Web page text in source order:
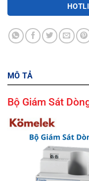
MÔ TẢ
Bộ Giám Sát